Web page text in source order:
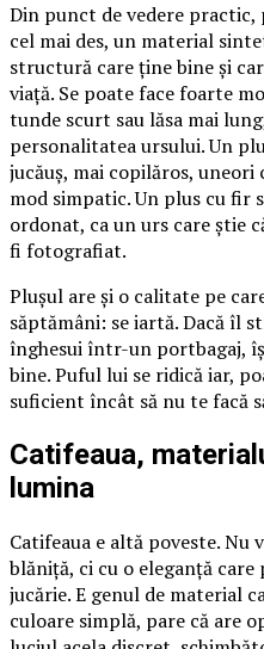
Din punct de vedere
cel mai des, un material
structură care ține bine și
viață. Se poate face foarte
tunde scurt sau lăsa mai
personalitatea ursului. Un
jucăuș, mai copilăros,
mod simpatic. Un plus cu fir
ordonat, ca un urs care știe
fi fotografiat.
Plușul are și o calitate pe
săptămâni: se iartă. Dacă îl
înghesui într-un portbagaj,
bine. Puful lui se ridică iar,
suficient încât să nu te facă
Catifeaua,
lumina
Catifeaua e altă poveste. Nu
blăniță, ci cu o eleganță
jucărie. E genul de material
culoare simplă, pare că are